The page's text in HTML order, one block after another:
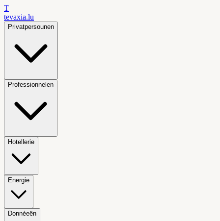
T
tevaxia.lu
Privatpersounen
Professionnelen
Hotellerie
Energie
Donnéeën